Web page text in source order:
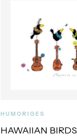
HUMORIGES
HAWAIIAN BIRDS